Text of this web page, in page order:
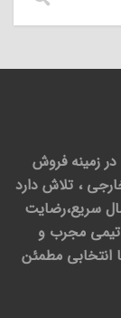
در زمینه فروش
، تلاش دارد
سریع،رضایت
تیمی مجرب و
انتخابی مطمئن